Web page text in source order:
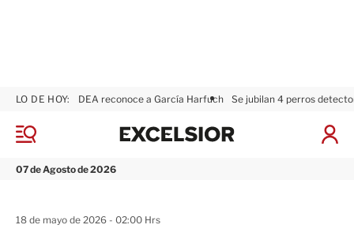
M
n
07 de Agosto de 2026
LO DE HOY: DEA reconoce a García Harfuch Se jubilan 4 perros
I
x
18 de mayo de 2026 - 02:00 Hrs